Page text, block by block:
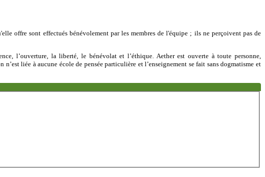
offre sont effectués bénévolement par les membres de l'équipe ; ils ne perçoivent pas de
l’ouverture, la liberté, le bénévolat et l’éthique. Aether est ouverte à toute personne,
liée à aucune école de pensée particulière et l’enseignement se fait sans dogmatisme et